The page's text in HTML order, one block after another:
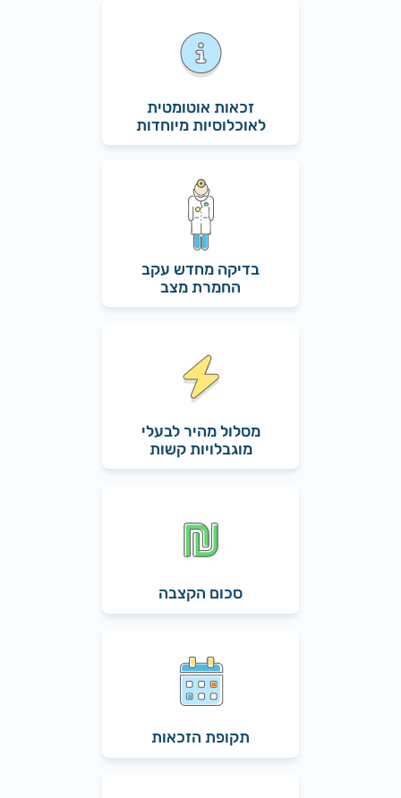
זכאות אוטומטית
לאוכלוסיות מיוחדות
בדיקה מחדש עקב
החמרת מצב
מסלול מהיר לבעלי
מוגבלויות קשות
סכום הקצבה
תקופת הזכאות